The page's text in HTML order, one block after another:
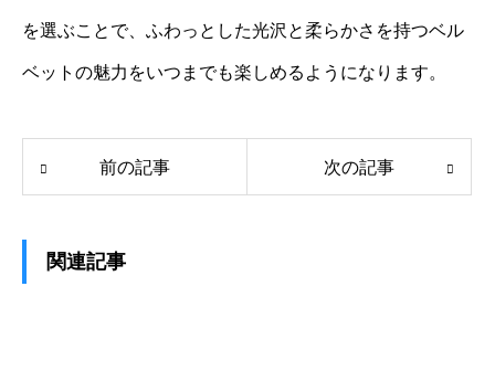
を選ぶことで、ふわっとした光沢と柔らかさを持つベル
ベットの魅力をいつまでも楽しめるようになります。
前の記事 次の記事
関連記事